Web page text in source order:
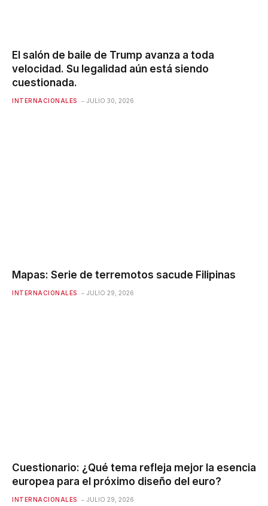
El salón de baile de Trump avanza a toda
velocidad. Su legalidad aún está siendo
cuestionada.
INTERNACIONALES JULIO 30, 2026
Mapas: Serie de terremotos sacude Filipinas
INTERNACIONALES JULIO 29, 2026
Cuestionario: ¿Qué tema refleja mejor la esencia
europea para el próximo diseño del euro?
INTERNACIONALES JULIO 29, 2026